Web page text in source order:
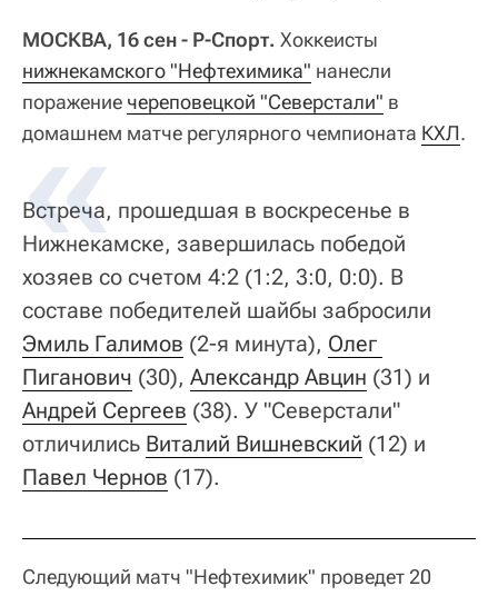
МОСКВА, 16 сен - Р-Спорт. Хоккеисты
нижнекамского "Нефтехимика" нанесли
поражение череповецкой "Северстали" в
домашнем матче регулярного чемпионата КХЛ.
Встреча, прошедшая в воскресенье в
Нижнекамске, завершилась победой
хозяев со счетом 4:2 (1:2, 3:0, 0:0). В
составе победителей шайбы забросили
Эмиль Галимов (2-я минута), Олег
Пиганович (30), Александр Авцин (31) и
Андрей Сергеев (38). У "Северстали"
отличились Виталий Вишневский (12) и
Павел Чернов (17).
Следующий матч "Нефтехимик" проведет 20